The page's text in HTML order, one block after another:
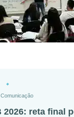
2026: reta final